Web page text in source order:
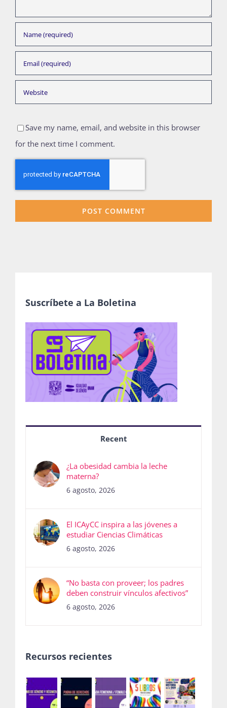
Save my name, email, and website in this browser
for the next time I comment.
Suscríbete a La Boletina
Recent
¿La obesidad cambia la leche
materna?
6 agosto, 2026
El ICAyCC inspira a las jóvenes a
estudiar Ciencias Climáticas
6 agosto, 2026
“No basta con proveer; los padres
deben construir vínculos afectivos”
6 agosto, 2026
Recursos recientes